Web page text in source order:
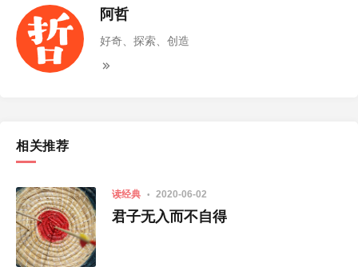
阿哲
好奇、探索、创造
相关推荐
读经典 2020-06-02
君子无入而不自得